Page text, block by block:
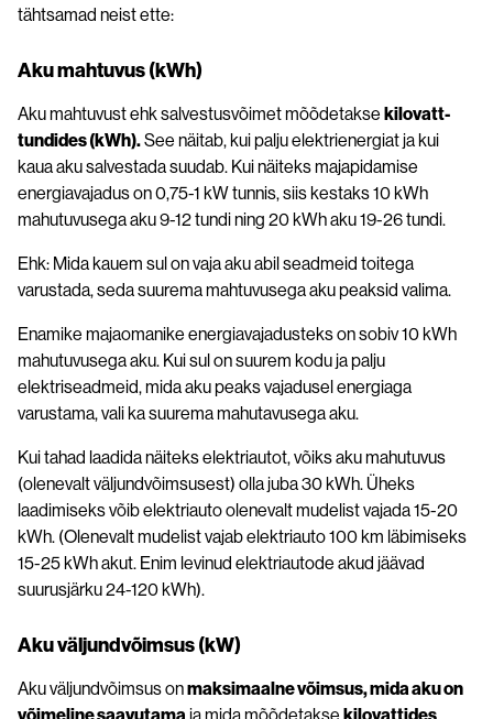
tähtsamad neist ette:
Aku mahtuvus (kWh)
Aku mahtuvust ehk salvestusvõimet mõõdetakse kilovatt-
tundides (kWh).See näitab, kui palju elektrienergiat ja kui
kaua aku salvestada suudab. Kui näiteks majapidamise
energiavajadus on 0,75-1 kW tunnis, siis kestaks 10 kWh
mahutuvusega aku 9-12 tundi ning 20 kWh aku 19-26 tundi.
Ehk: Mida kauem sul on vaja aku abil seadmeid toitega
varustada, seda suurema mahtuvusega aku peaksid valima.
Enamike majaomanike energiavajadusteks on sobiv 10 kWh
mahutuvusega aku. Kui sul on suurem kodu ja palju
elektriseadmeid, mida aku peaks vajadusel energiaga
varustama, vali ka suurema mahutavusega aku.
Kui tahad laadida näiteks elektriautot, võiks aku mahutuvus
(olenevalt väljundvõimsusest) olla juba 30 kWh. Üheks
laadimiseks võib elektriauto olenevalt mudelist vajada 15-20
kWh. (Olenevalt mudelist vajab elektriauto 100 km läbimiseks
15-25 kWh akut. Enim levinud elektriautode akud jäävad
suurusjärku 24-120 kWh).
Aku väljundvõimsus (kW)
Aku väljundvõimsus onmaksimaalne võimsus, mida aku on